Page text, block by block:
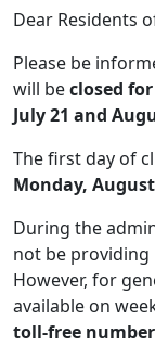
Dear Residents
Please be
will beclosed
July 21 and
The first day of
Monday,
During the
not be providing
However, for
available on
toll-free